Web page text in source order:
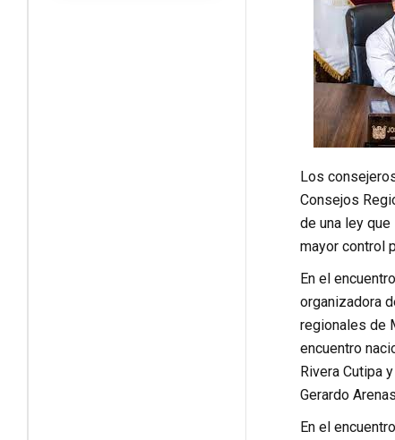
Los
Consejos
de una ley
mayor control
En el
organizadora
regionales de
encuentro
Rivera Cutipa
Gerardo
En el